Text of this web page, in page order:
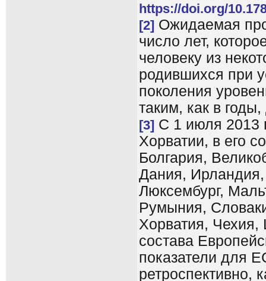
https://doi.org/
[2] Ожидаемая
число лет,
человеку из
родившихся при
поколения
таким, как в
[3] С 1 июля 2013
Хорватии, в его
Болгария,
Дания,
Люксембург,
Румыния,
Хорватия,
состава
показатели для
ретроспективно,